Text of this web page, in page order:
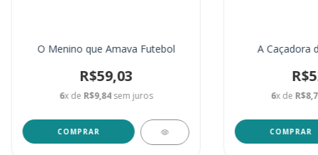
O Menino que Amava Futebol
R$59,03
6x de R$9,84sem juros
A Caçadora
6x de